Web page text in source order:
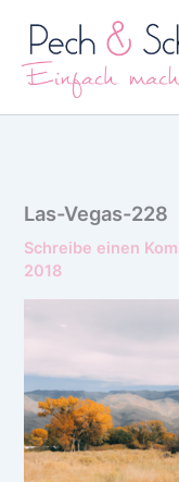
Inhalt
springen
Las-Vegas-228
Schreibe einen
2018